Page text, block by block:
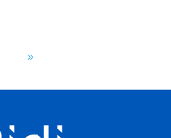
Следующие
»